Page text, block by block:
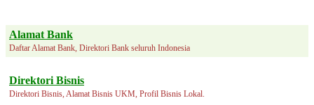
Alamat Bank
Daftar Alamat Bank, Direktori Bank seluruh Indonesia
Direktori Bisnis
Direktori Bisnis, Alamat Bisnis UKM, Profil Bisnis Lokal.